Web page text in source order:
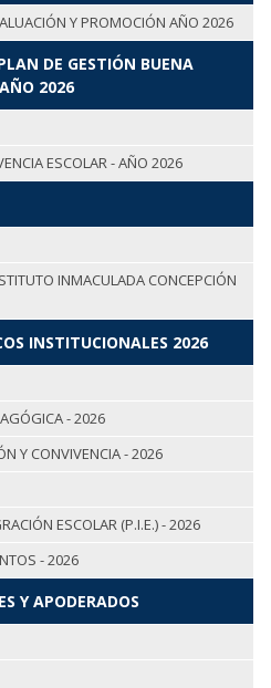
Y PROMOCIÓN AÑO 2026
DE GESTIÓN BUENA
2026
ESCOLAR - AÑO 2026
INMACULADA CONCEPCIÓN
INSTITUCIONALES 2026
- 2026
Y CONVIVENCIA - 2026
ESCOLAR (P.I.E.) - 2026
- 2026
Y APODERADOS